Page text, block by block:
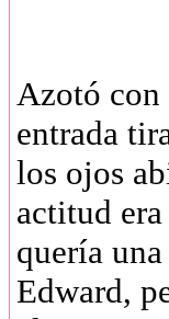
Azotó con
entrada
los ojos
actitud
quería
Edward,